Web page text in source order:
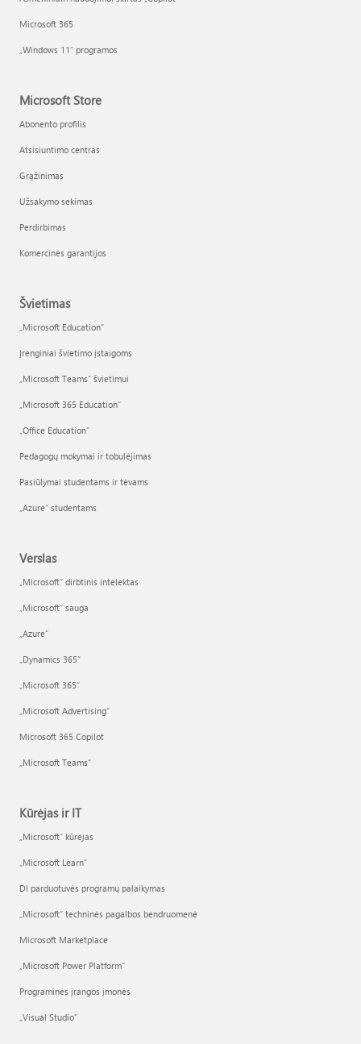
Microsoft 365
„Windows 11“ programos
Microsoft Store
Abonento profilis
Atsisiuntimo centras
Grąžinimas
Užsakymo sekimas
Perdirbimas
Komercinės garantijos
Švietimas
„Microsoft Education“
Įrenginiai švietimo įstaigoms
„Microsoft Teams“ švietimui
„Microsoft 365 Education“
„Office Education“
Pedagogų mokymai ir tobulėjimas
Pasiūlymai studentams ir tėvams
„Azure“ studentams
Verslas
„Microsoft“ dirbtinis intelektas
„Microsoft“ sauga
„Azure”
„Dynamics 365“
„Microsoft 365“
„Microsoft Advertising“
Microsoft 365 Copilot
„Microsoft Teams“
Kūrėjas ir IT
„Microsoft“ kūrėjas
„Microsoft Learn“
DI parduotuvės programų palaikymas
„Microsoft“ techninės pagalbos bendruomenė
Microsoft Marketplace
„Microsoft Power Platform“
Programinės įrangos įmonės
„Visual Studio“